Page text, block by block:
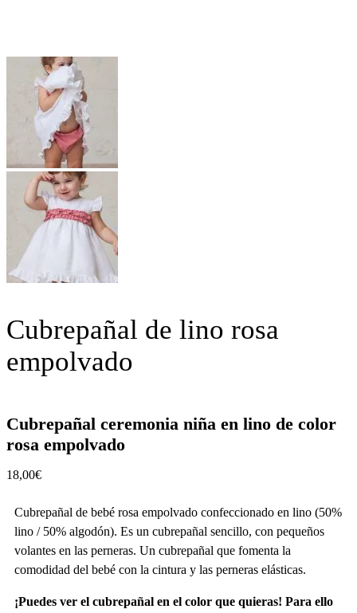
Cubrepañal de lino rosa
empolvado
Cubrepañal ceremonia niña en lino de color
rosa empolvado
18,00€
Cubrepañal de bebé rosa empolvado confeccionado en lino (50%
lino / 50% algodón). Es un cubrepañal sencillo, con pequeños
volantes en las perneras. Un cubrepañal que fomenta la
comodidad del bebé con la cintura y las perneras elásticas.
¡Puedes ver el cubrepañal en el color que quieras! Para ello